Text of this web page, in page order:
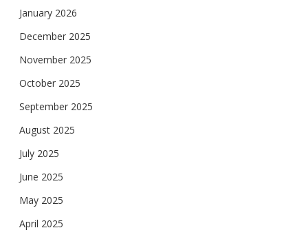
January 2026
December 2025
November 2025
October 2025
September 2025
August 2025
July 2025
June 2025
May 2025
April 2025